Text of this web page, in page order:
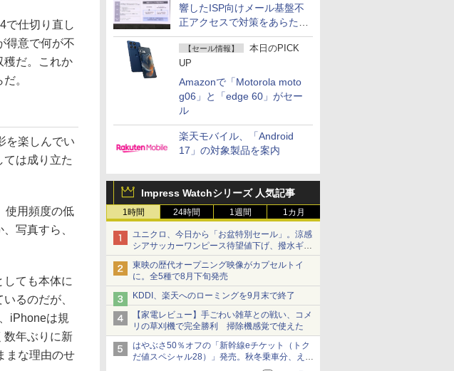
響したISP向けメール基盤不
正アクセスで対策をあらため
て説明
【セール情報】
本日のPICK
UP
Amazonで「Motorola moto
g06」と「edge 60」がセー
ル
楽天モバイル、「Android
17」の対象製品を案内
Impress Watchシリーズ 人気記事
1時間 24時間 1週間 1カ月
ユニクロ、今日から「お盆特別セール」。涼感
シアサッカーワンピース待望値下げ、撥水ギア
ショーツは1990円に
東映の歴代オープニング映像がカプセルトイ
に。全5種で8月下旬発売
KDDI、楽天へのローミングを9月末で終了
【家電レビュー】手ごわい雑草との戦い、コメ
リの草刈機で完全勝利 掃除機感覚で使えた
はやぶさ50％オフの「新幹線eチケット（トク
だ値スペシャル28）」発売。秋冬乗車分、えき
で仕切り直し
得意で何が不
穫だ。これか
。
を楽しんでい
は成り立た
使用頻度の低
写真すら、
ても本体に
るのだが、
iPhoneは規
数年ぶりに新
まな理由のせ